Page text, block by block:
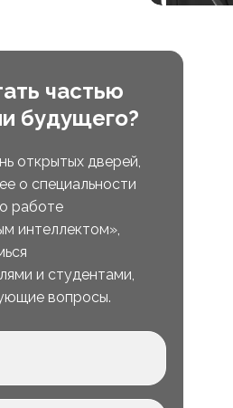
частью
будущего?
открытых дверей,
о специальности
работе
интеллектом»,
и студентами,
вопросы.